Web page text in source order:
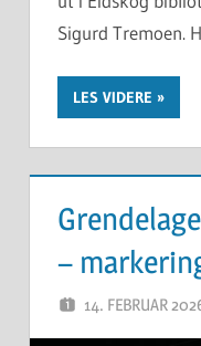
Sigurd Tremoen.
LES VIDERE
–
14. FEBRUAR